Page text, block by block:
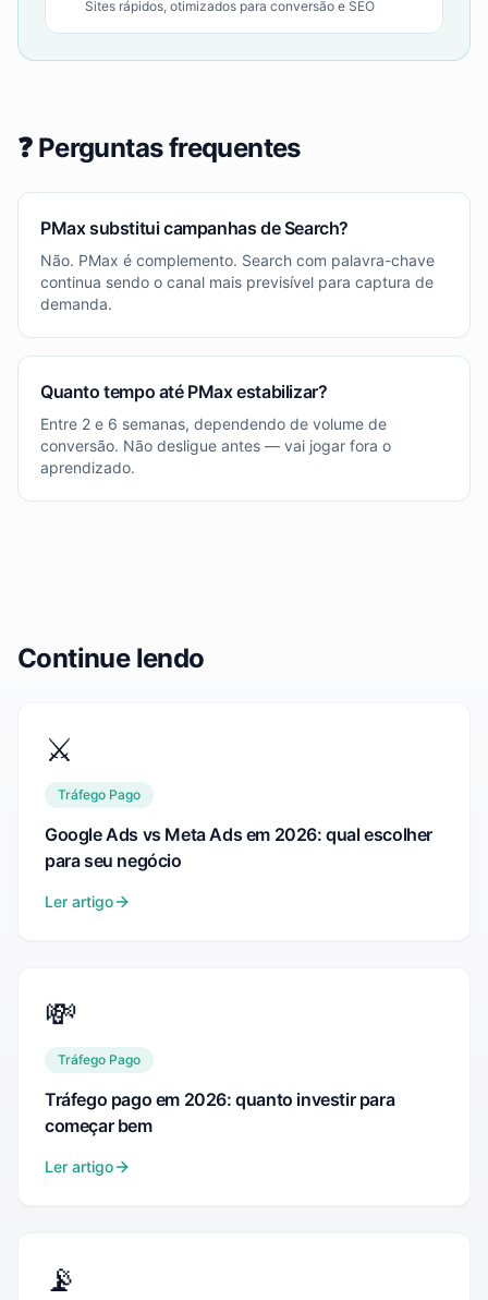
Sites rápidos, otimizados para conversão e SEO
❓ Perguntas frequentes
PMax substitui campanhas de Search?
Não. PMax é complemento. Search com palavra-chave
continua sendo o canal mais previsível para captura de
demanda.
Quanto tempo até PMax estabilizar?
Entre 2 e 6 semanas, dependendo de volume de
conversão. Não desligue antes — vai jogar fora o
aprendizado.
Continue lendo
⚔️
Tráfego Pago
Google Ads vs Meta Ads em 2026: qual escolher
para seu negócio
Ler artigo
💸
Tráfego Pago
Tráfego pago em 2026: quanto investir para
começar bem
Ler artigo
📡